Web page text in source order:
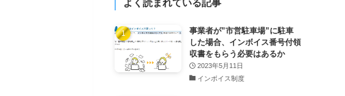
よく読まれている記事
事業者が”市営駐車場”に駐車
した場合、インボイス番号付領
収書をもらう必要はあるか
2023年5月11日
インボイス制度